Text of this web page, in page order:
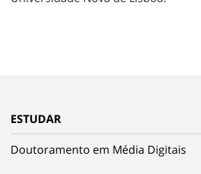
ESTUDAR
Doutoramento em Média Digitais